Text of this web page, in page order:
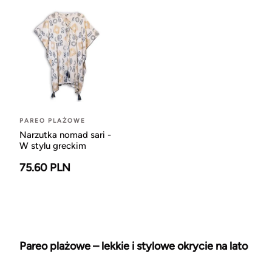
PAREO PLAŻOWE
Narzutka nomad sari -
W stylu greckim
75.60 PLN
Pareo plażowe – lekkie i stylowe okrycie na lato